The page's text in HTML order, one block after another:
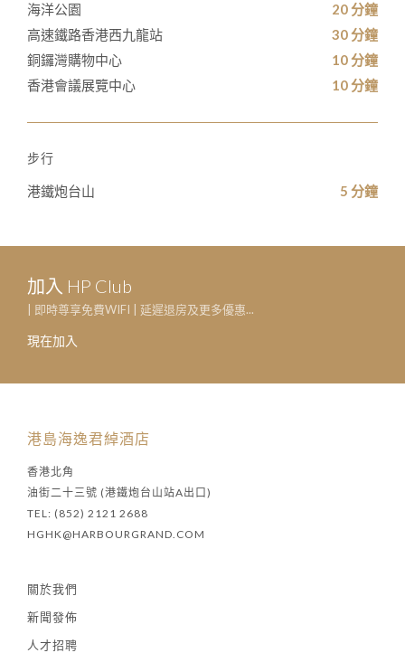
海洋公園
20 分鐘
高速鐵路香港西九龍站
30 分鐘
銅鑼灣購物中心
10 分鐘
香港會議展覽中心
10 分鐘
步行
港鐵炮台山 5 分鐘
加入 HP Club
| 即時尊享免費WIFI | 延遲退房及更多優惠...
現在加入
港島海逸君綽酒店
香港北角
油街二十三號 (港鐵炮台山站A出口)
TEL: (852) 2121 2688
HGHK@HARBOURGRAND.COM
關於我們
新聞發佈
人才招聘